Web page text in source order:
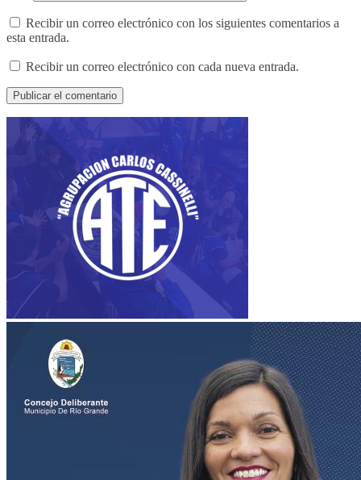
Recibir un correo electrónico con los siguientes comentarios a
esta entrada.
Recibir un correo electrónico con cada nueva entrada.